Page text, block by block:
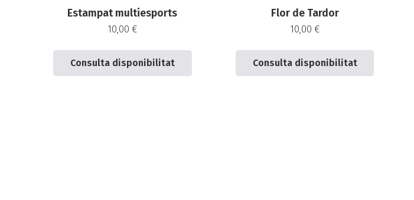
Estampat multiesports
10,00 €
Consulta disponibilitat
Flor de Tardor
10,00 €
Consulta disponibilitat